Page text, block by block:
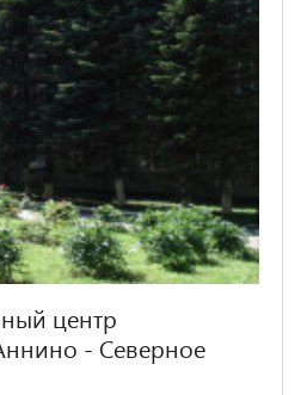
центр
- Северное